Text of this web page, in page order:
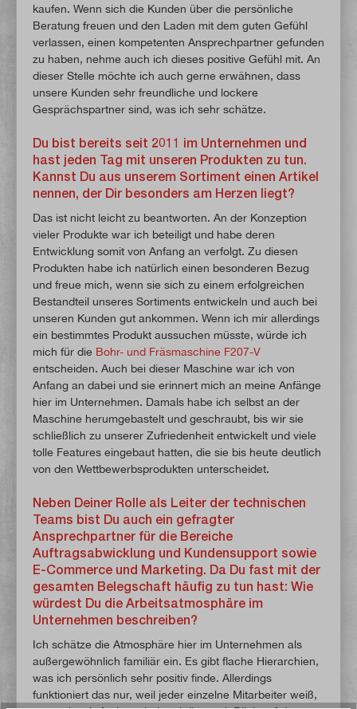
kaufen. Wenn sich die Kunden über die persönliche
Beratung freuen und den Laden mit dem guten Gefühl
verlassen, einen kompetenten Ansprechpartner gefunden
zu haben, nehme auch ich dieses positive Gefühl mit. An
dieser Stelle möchte ich auch gerne erwähnen, dass
unsere Kunden sehr freundliche und lockere
Gesprächspartner sind, was ich sehr schätze.
Du bist bereits seit 2011 im Unternehmen und
hast jeden Tag mit unseren Produkten zu tun.
Kannst Du aus unserem Sortiment einen Artikel
nennen, der Dir besonders am Herzen liegt?
Das ist nicht leicht zu beantworten. An der Konzeption
vieler Produkte war ich beteiligt und habe deren
Entwicklung somit von Anfang an verfolgt. Zu diesen
Produkten habe ich natürlich einen besonderen Bezug
und freue mich, wenn sie sich zu einem erfolgreichen
Bestandteil unseres Sortiments entwickeln und auch bei
unseren Kunden gut ankommen. Wenn ich mir allerdings
ein bestimmtes Produkt aussuchen müsste, würde ich
mich für die Bohr- und Fräsmaschine F207-V
entscheiden. Auch bei dieser Maschine war ich von
Anfang an dabei und sie erinnert mich an meine Anfänge
hier im Unternehmen. Damals habe ich selbst an der
Maschine herumgebastelt und geschraubt, bis wir sie
schließlich zu unserer Zufriedenheit entwickelt und viele
tolle Features eingebaut hatten, die sie bis heute deutlich
von den Wettbewerbsprodukten unterscheidet.
Neben Deiner Rolle als Leiter der technischen
Teams bist Du auch ein gefragter
Ansprechpartner für die Bereiche
Auftragsabwicklung und Kundensupport sowie
E-Commerce und Marketing. Da Du fast mit der
gesamten Belegschaft häufig zu tun hast: Wie
würdest Du die Arbeitsatmosphäre im
Unternehmen beschreiben?
Ich schätze die Atmosphäre hier im Unternehmen als
außergewöhnlich familiär ein. Es gibt flache Hierarchien,
was ich persönlich sehr positiv finde. Allerdings
funktioniert das nur, weil jeder einzelne Mitarbeiter weiß,